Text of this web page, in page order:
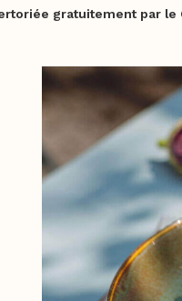
gratuitement par le